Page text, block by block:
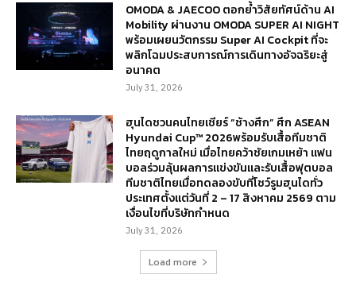
OMODA & JAECOO ตอกย้ำวิสัยทัศน์ด้าน AI
Mobility ผ่านงาน OMODA SUPER AI NIGHT
พร้อมเผยนวัตกรรม Super AI Cockpit ที่จะ
พลิกโฉมประสบการณ์การเดินทางอัจฉริยะสู่
อนาคต
July 31, 2026
ฮุนไดชวนคนไทยเชียร์ “ช้างศึก” ศึก ASEAN
Hyundai Cup™ 2026พร้อมรับเสื้อทีมชาติ
ไทยฤดูกาลใหม่ เมื่อไทยคว้าชัยเกมเหย้า แฟน
บอลร่วมลุ้นผลการแข่งขันและรับเสื้อฟุตบอล
ทีมชาติไทยเมื่อทดลองขับที่โชว์รูมฮุนไดทั่ว
ประเทศตั้งแต่วันที่ 2 – 17 สิงหาคม 2569 ตาม
เงื่อนไขที่บริษัทกำหนด
July 31, 2026
Load more